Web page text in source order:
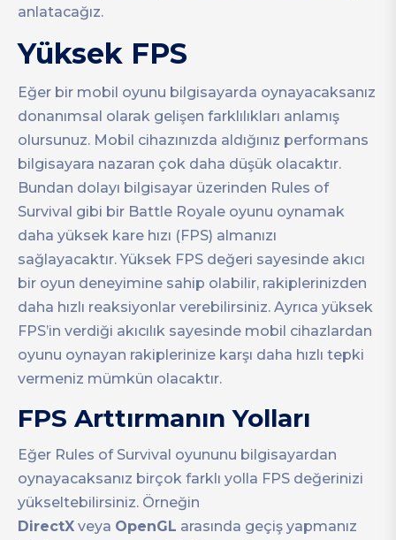
anlatacağız.
Yüksek FPS
Eğer bir mobil oyunu bilgisayarda oynayacaksanız
donanımsal olarak gelişen farklılıkları anlamış
olursunuz. Mobil cihazınızda aldığınız performans
bilgisayara nazaran çok daha düşük olacaktır.
Bundan dolayı bilgisayar üzerinden Rules of
Survival gibi bir Battle Royale oyunu oynamak
daha yüksek kare hızı (FPS) almanızı
sağlayacaktır. Yüksek FPS değeri sayesinde akıcı
bir oyun deneyimine sahip olabilir, rakiplerinizden
daha hızlı reaksiyonlar verebilirsiniz. Ayrıca yüksek
FPS’in verdiği akıcılık sayesinde mobil cihazlardan
oyunu oynayan rakiplerinize karşı daha hızlı tepki
vermeniz mümkün olacaktır.
FPS Arttırmanın Yolları
Eğer Rules of Survival oyununu bilgisayardan
oynayacaksanız birçok farklı yolla FPS değerinizi
yükseltebilirsiniz. Örneğin
DirectX veya OpenGL arasında geçiş yapmanız